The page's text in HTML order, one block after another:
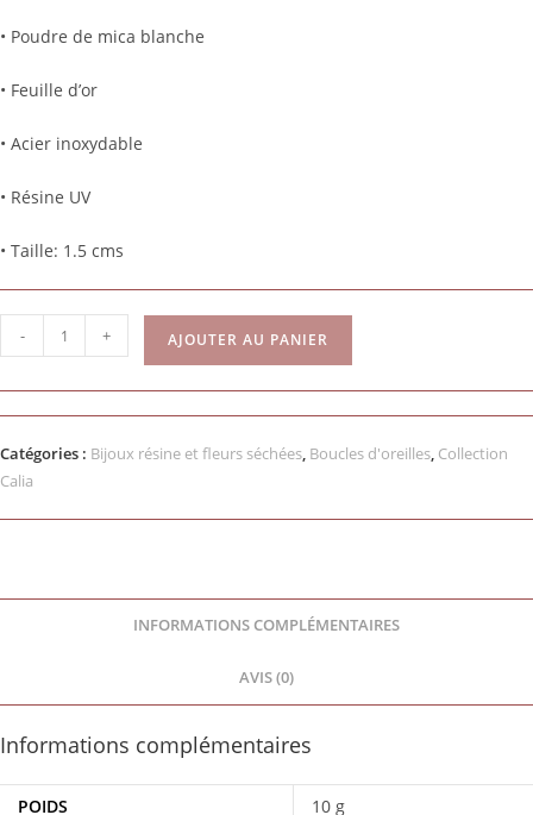
• Poudre de mica blanche
• Feuille d’or
• Acier inoxydable
• Résine UV
• Taille: 1.5 cms
- + AJOUTER AU PANIER
Catégories : Bijoux résine et fleurs séchées, Boucles d'oreilles, Collection
Calia
INFORMATIONS COMPLÉMENTAIRES
AVIS (0)
Informations complémentaires
POIDS 10 g